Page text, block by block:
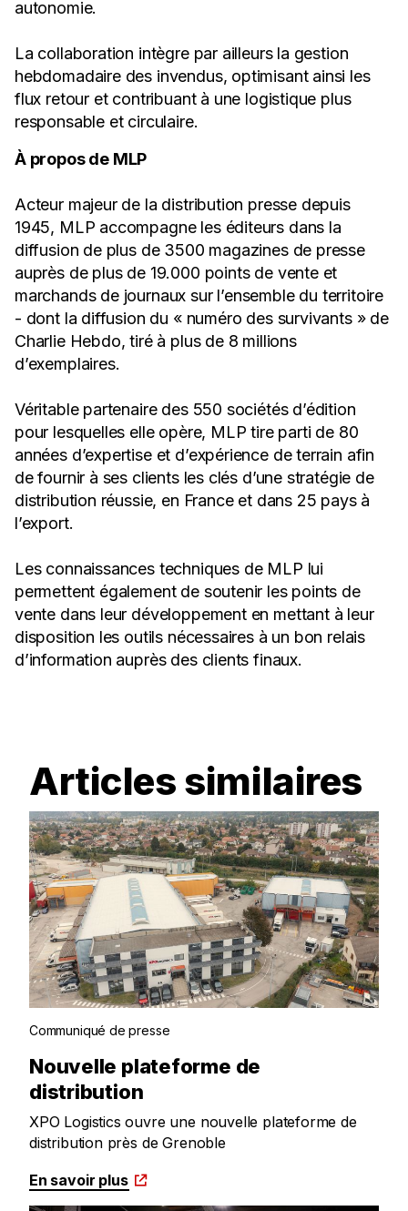
autonomie.
La collaboration intègre par ailleurs la gestion
hebdomadaire des invendus, optimisant ainsi les
flux retour et contribuant à une logistique plus
responsable et circulaire.
À propos de MLP
Acteur majeur de la distribution presse depuis
1945, MLP accompagne les éditeurs dans la
diffusion de plus de 3500 magazines de presse
auprès de plus de 19.000 points de vente et
marchands de journaux sur l’ensemble du territoire
- dont la diffusion du « numéro des survivants » de
Charlie Hebdo, tiré à plus de 8 millions
d’exemplaires.
Véritable partenaire des 550 sociétés d’édition
pour lesquelles elle opère, MLP tire parti de 80
années d’expertise et d’expérience de terrain afin
de fournir à ses clients les clés d’une stratégie de
distribution réussie, en France et dans 25 pays à
l’export.
Les connaissances techniques de MLP lui
permettent également de soutenir les points de
vente dans leur développement en mettant à leur
disposition les outils nécessaires à un bon relais
d’information auprès des clients finaux.
Articles similaires
Communiqué de presse
Nouvelle plateforme de
distribution
XPO Logistics ouvre une nouvelle plateforme de
distribution près de Grenoble
En savoir plus